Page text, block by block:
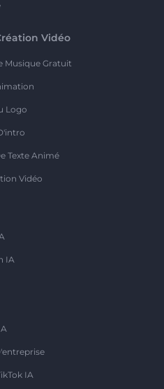
Vidéo
Musique Gratuit
Logo
Texte Animé
Vidéo
IA
IA